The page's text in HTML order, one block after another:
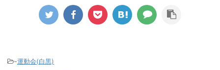
-運動会(白黒)